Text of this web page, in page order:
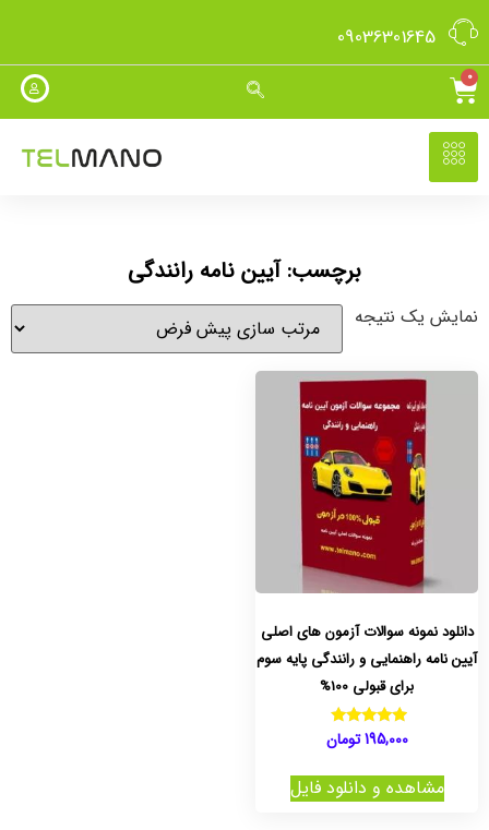
09036301645
0
برچسب: آیین نامه رانندگی
نمایش یک نتیجه
دانلود نمونه سوالات آزمون های اصلی
آیین نامه راهنمایی و رانندگی پایه سوم
برای قبولی 100%
نمره
5.00195,000 تومان
مشاهده و دانلود فایل